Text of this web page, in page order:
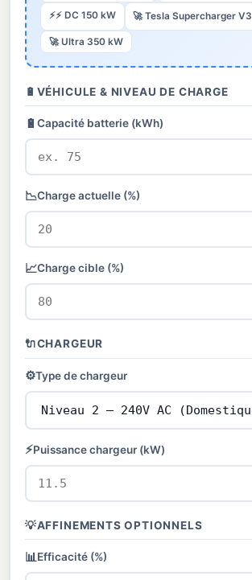
⚡⚡ DC 150 kW 🚀 Tesla Supercharger V3
🚀 Ultra 350 kW
🔋 VÉHICULE & NIVEAU DE CHARGE
🔋 Capacité batterie (kWh)
📉Charge actuelle (%)
📈Charge cible (%)
🔌CHARGEUR
⚙️Type de chargeur
⚡Puissance chargeur (kW)
💡AFFINEMENTS OPTIONNELS
📊Efficacité (%)